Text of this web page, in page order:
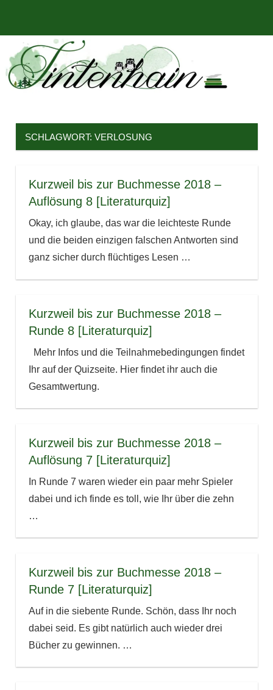
springen
Tintenhain
–
Der
Rezensionen
und
mehr
SCHLAGWORT: VERLOSUNG
Kurzweil bis zur Buchmesse 2018 –
Auflösung 8 [Literaturquiz]
Okay, ich glaube, das war die leichteste Runde
und die beiden einzigen falschen Antworten sind
ganz sicher durch flüchtiges Lesen …
Kurzweil bis zur Buchmesse 2018 –
Runde 8 [Literaturquiz]
Mehr Infos und die Teilnahmebedingungen findet
Ihr auf der Quizseite. Hier findet ihr auch die
Gesamtwertung.
Kurzweil bis zur Buchmesse 2018 –
Auflösung 7 [Literaturquiz]
In Runde 7 waren wieder ein paar mehr Spieler
dabei und ich finde es toll, wie Ihr über die zehn
…
Kurzweil bis zur Buchmesse 2018 –
Runde 7 [Literaturquiz]
Auf in die siebente Runde. Schön, dass Ihr noch
dabei seid. Es gibt natürlich auch wieder drei
Bücher zu gewinnen. …